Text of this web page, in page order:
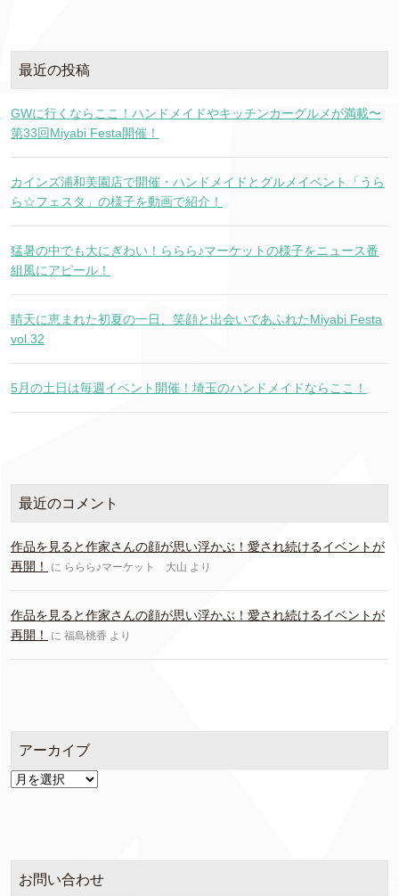
最近の投稿
GWに行くならここ！ハンドメイドやキッチンカーグルメが満載〜
第33回Miyabi Festa開催！
カインズ浦和美園店で開催・ハンドメイドとグルメイベント「うら
ら☆フェスタ」の様子を動画で紹介！
猛暑の中でも大にぎわい！ららら♪マーケットの様子をニュース番
組風にアピール！
晴天に恵まれた初夏の一日、笑顔と出会いであふれたMiyabi Festa
vol.32
5月の土日は毎週イベント開催！埼玉のハンドメイドならここ！
最近のコメント
作品を見ると作家さんの顔が思い浮かぶ！愛され続けるイベントが
再開！
に ららら♪マーケット 大山 より
作品を見ると作家さんの顔が思い浮かぶ！愛され続けるイベントが
再開！
に 福島桃香 より
アーカイブ
ア
お問い合わせ